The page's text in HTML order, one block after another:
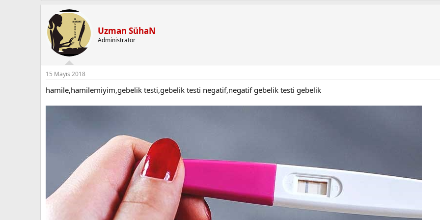
Uzman SühaN
Administrator
15 Mayıs 2018
hamile,hamilemiyim,gebelik testi,gebelik testi negatif,negatif gebelik testi gebelik